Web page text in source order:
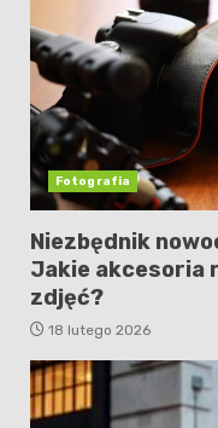
Fotografia
Niezbędnik
Jakie akcesoria
zdjęć?
18 lutego 2026